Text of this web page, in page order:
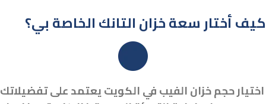
كيف أختار سعة خزان التانك الخاصة بي؟
اختيار حجم خزان الفيب في الكويت يعتمد على تفضيلاتك